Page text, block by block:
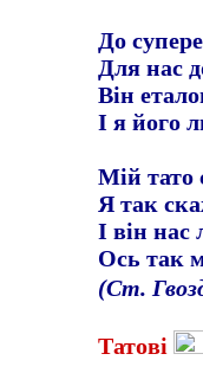
До
Для нас
Він
І я його
Мій
Я так
І він
Ось так
(Ст.
Татові